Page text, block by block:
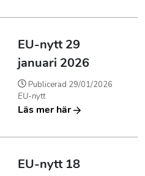
EU-nytt 29
januari 2026
Publicerad 29/01/2026
EU-nytt
Läs mer här
EU-nytt 18